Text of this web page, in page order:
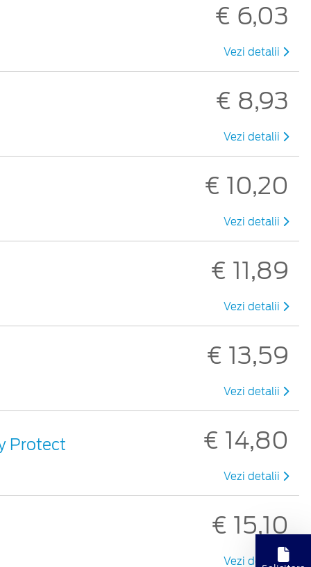
€ 6,03
Vezi detalii
€ 8,93
Vezi detalii
€ 10,20
Vezi detalii
€ 11,89
Vezi detalii
€ 13,59
Vezi detalii
Protect € 14,80
Vezi detalii
€ 15,10
Vezi detalii